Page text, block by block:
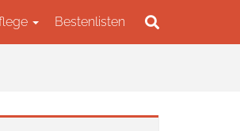
Bestenlisten